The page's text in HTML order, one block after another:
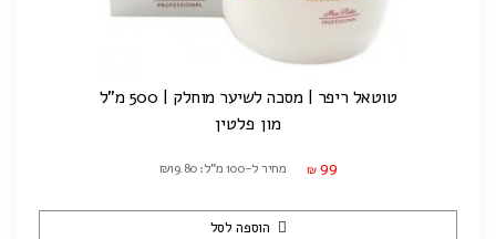
טוטאל ריפר | מסכה לשיער מוחלק | 500 מ"ל
מון פלטין
₪ 99 מחיר ל-100 מ"ל: ₪19.80
הוספה לסל